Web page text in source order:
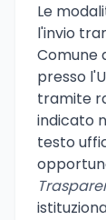
Le
l'invio
Comune
presso
tramite
indicato
testo